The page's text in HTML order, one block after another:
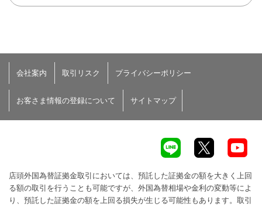
会社案内 取引リスク プライバシーポリシー
お客さま情報の登録について サイトマップ
店頭外国為替証拠金取引においては、預託した証拠金の額を大きく上回
る額の取引を行うことも可能ですが、外国為替相場や金利の変動等によ
り、預託した証拠金の額を上回る損失が生じる可能性もあります。取引